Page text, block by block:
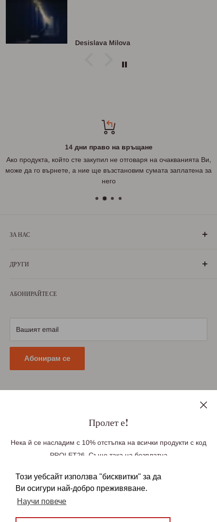
Този уебсайт използва "бисквитки" за да
Ви осигури най-добро преживяване.
Научи повече
Пролет е!
Нека й се насладим с 10% отстъпка на всички продукти с код
PROLET26. Също така на безплатна
над £100, Германия при поръчка над £85(99
Euro), Европа при поръчка над £140 (163 Euro).
Безплатната доставка се прилага
автоматично във вашата количка. Над
Desislava Milova
14 дни право на връщане
Ако продукта, който сте закупил не отговаря на очакванията Ви,
може да го върнете, а ние ще възстановим сумата заплатена за
него
ЗА НАС
са живели извън границите на България. Екипът ни се
милеещи за нея.
ДРУГИ
Условия за ползване
АБОНИРАЙТЕ СЕ
Вашият email
Абонирам се